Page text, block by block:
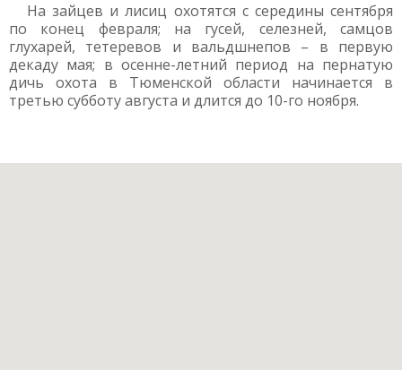
На зайцев и лисиц охотятся с середины сентября
по конец февраля; на гусей, селезней, самцов
глухарей, тетеревов и вальдшнепов – в первую
декаду мая; в осенне-летний период на пернатую
дичь охота в Тюменской области начинается в
третью субботу августа и длится до 10-го ноября.